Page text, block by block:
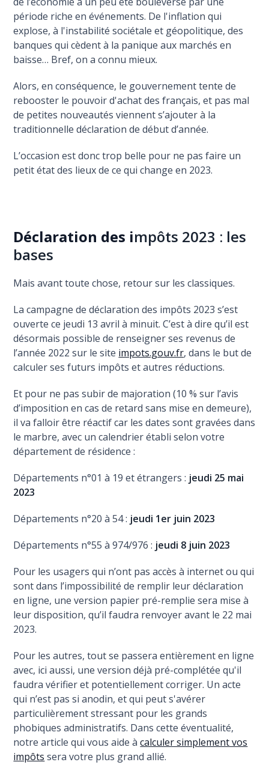
période riche en événements. De l'inflation qui
explose, à l'instabilité sociétale et géopolitique, des
banques qui cèdent à la panique aux marchés en
baisse… Bref, on a connu mieux.
Alors, en conséquence, le gouvernement tente de
rebooster le pouvoir d'achat des français, et pas mal
de petites nouveautés viennent s’ajouter à la
traditionnelle déclaration de début d’année.
L’occasion est donc trop belle pour ne pas faire un
petit état des lieux de ce qui change en 2023.
Déclaration des impôts 2023 : les
bases
Mais avant toute chose, retour sur les classiques.
La campagne de déclaration des impôts 2023 s’est
ouverte ce jeudi 13 avril à minuit. C’est à dire qu’il est
désormais possible de renseigner ses revenus de
l’année 2022 sur le site impots.gouv.fr, dans le but de
calculer ses futurs impôts et autres réductions.
Et pour ne pas subir de majoration (10 % sur l’avis
d’imposition en cas de retard sans mise en demeure),
il va falloir être réactif car les dates sont gravées dans
le marbre, avec un calendrier établi selon votre
département de résidence :
Départements n°01 à 19 et étrangers : jeudi 25 mai
2023
Départements n°20 à 54 : jeudi 1er juin 2023
Départements n°55 à 974/976 : jeudi 8 juin 2023
Pour les usagers qui n’ont pas accès à internet ou qui
sont dans l’impossibilité de remplir leur déclaration
en ligne, une version papier pré-remplie sera mise à
leur disposition, qu’il faudra renvoyer avant le 22 mai
2023.
Pour les autres, tout se passera entièrement en ligne
avec, ici aussi, une version déjà pré-complétée qu'il
faudra vérifier et potentiellement corriger. Un acte
qui n’est pas si anodin, et qui peut s'avérer
particulièrement stressant pour les grands
phobiques administratifs. Dans cette éventualité,
notre article qui vous aide àcalculer simplement vos
impôts sera votre plus grand allié.